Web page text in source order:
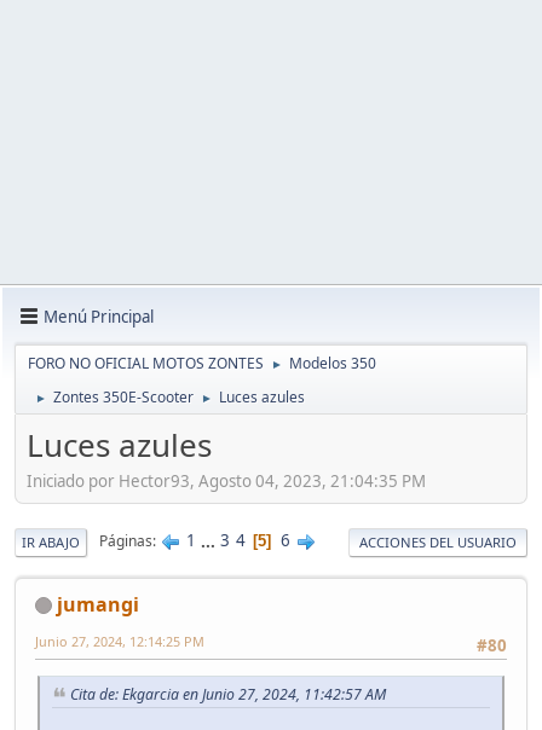
Menú Principal
FORO NO OFICIAL MOTOS ZONTES ► Modelos 350
► Zontes 350E-Scooter ► Luces azules
Luces azules
Iniciado por Hector93, Agosto 04, 2023, 21:04:35 PM
IR ABAJO Páginas 1 ... 3 4 5 6 ACCIONES DEL USUARIO
jumangi
#80
Junio 27, 2024, 12:14:25 PM
Cita de: Ekgarcia en Junio 27, 2024, 11:42:57 AM